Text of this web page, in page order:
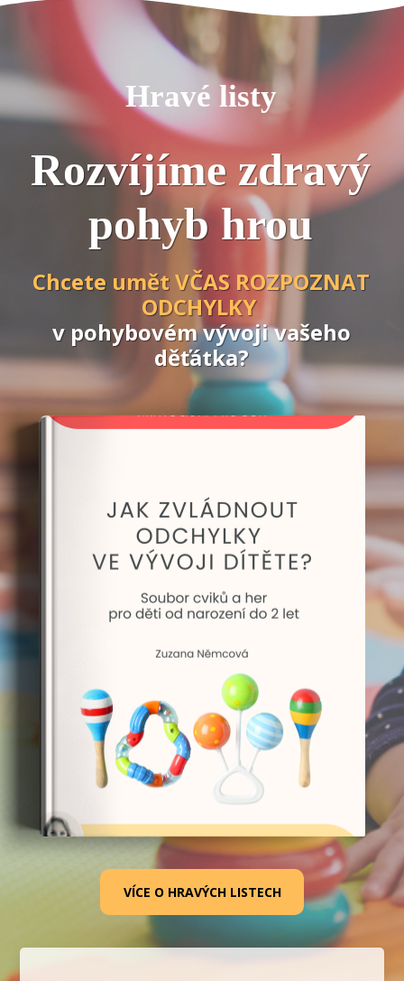
Hravé listy
Rozvíjíme zdravý
pohyb hrou
Chcete umět VČAS ROZPOZNAT
ODCHYLKY
v pohybovém vývoji vašeho
děťátka?
VÍCE O HRAVÝCH LISTECH